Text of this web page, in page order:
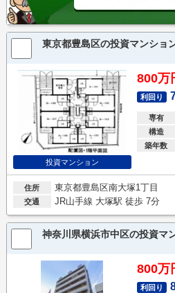
東京都豊島区の投資マンショ
投資マンション
800万
利回り
専有
構造
築年数
住所 東京都豊島区南大塚1丁目
交通 JR山手線 大塚駅 徒歩 7分
神奈川県横浜市中区の投資マ
800万
利回り